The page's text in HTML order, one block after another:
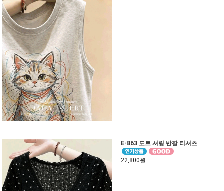
E-863 도트 셔링 반팔 티셔츠
22,800원